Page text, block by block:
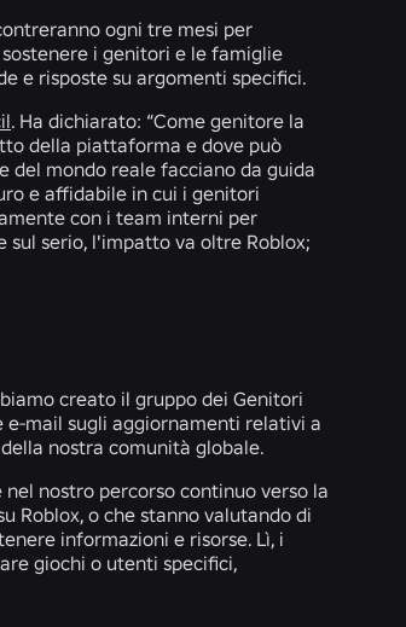
ogni tre mesi per
i genitori e le famiglie
e risposte su argomenti specifici.
. Ha dichiarato: “Come genitore la
della piattaforma e dove può
del mondo reale facciano da guida
e affidabile in cui i genitori
con i team interni per
sul serio, l'impatto va oltre Roblox;
creato il gruppo dei Genitori
mail sugli aggiornamenti relativi a
nostra comunità globale.
nostro percorso continuo verso la
Roblox, o che stanno valutando di
informazioni e risorse. Lì, i
giochi o utenti specifici,